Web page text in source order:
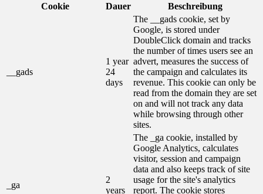
Cookie
Dauer Beschreibung
__gads
1 year
24
days
The __gads cookie, set by
Google, is stored under
DoubleClick domain and tracks
the number of times users see an
advert, measures the success of
the campaign and calculates its
revenue. This cookie can only be
read from the domain they are set
on and will not track any data
while browsing through other
sites.
_ga
2
years
The _ga cookie, installed by
Google Analytics, calculates
visitor, session and campaign
data and also keeps track of site
usage for the site's analytics
report. The cookie stores